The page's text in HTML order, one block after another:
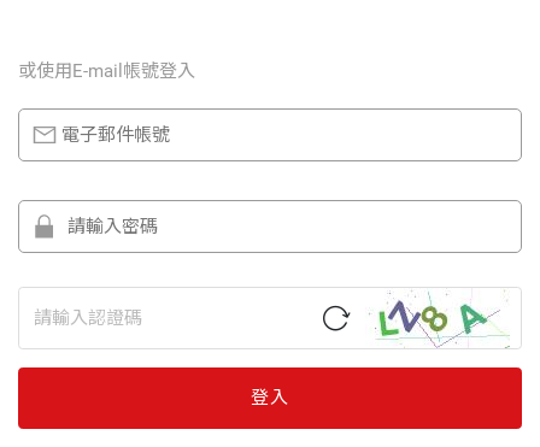
或使⽤E-mail帳號登入
登入